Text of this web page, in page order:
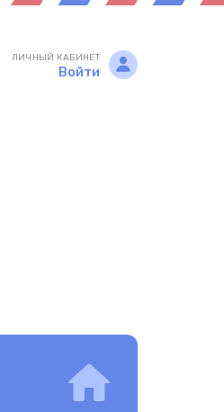
ЛИЧНЫЙ КАБИНЕТ
Войти